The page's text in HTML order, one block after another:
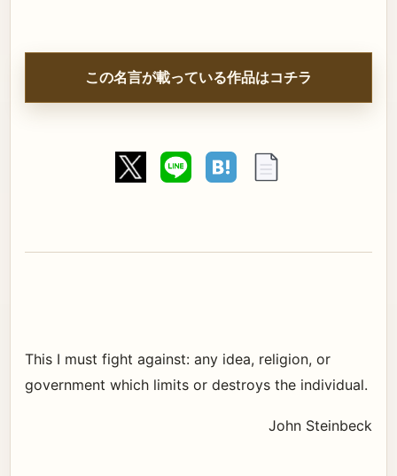
この名言が載っている作品はコチラ
This I must fight against: any idea, religion, or
government which limits or destroys the individual.
John Steinbeck